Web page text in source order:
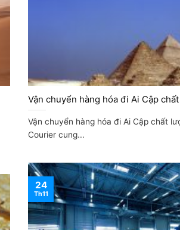
Vận chuyển hàng hóa đi Ai Cập
Vận chuyển hàng hóa đi Ai Cập chất
Courier cung...
24
Th11